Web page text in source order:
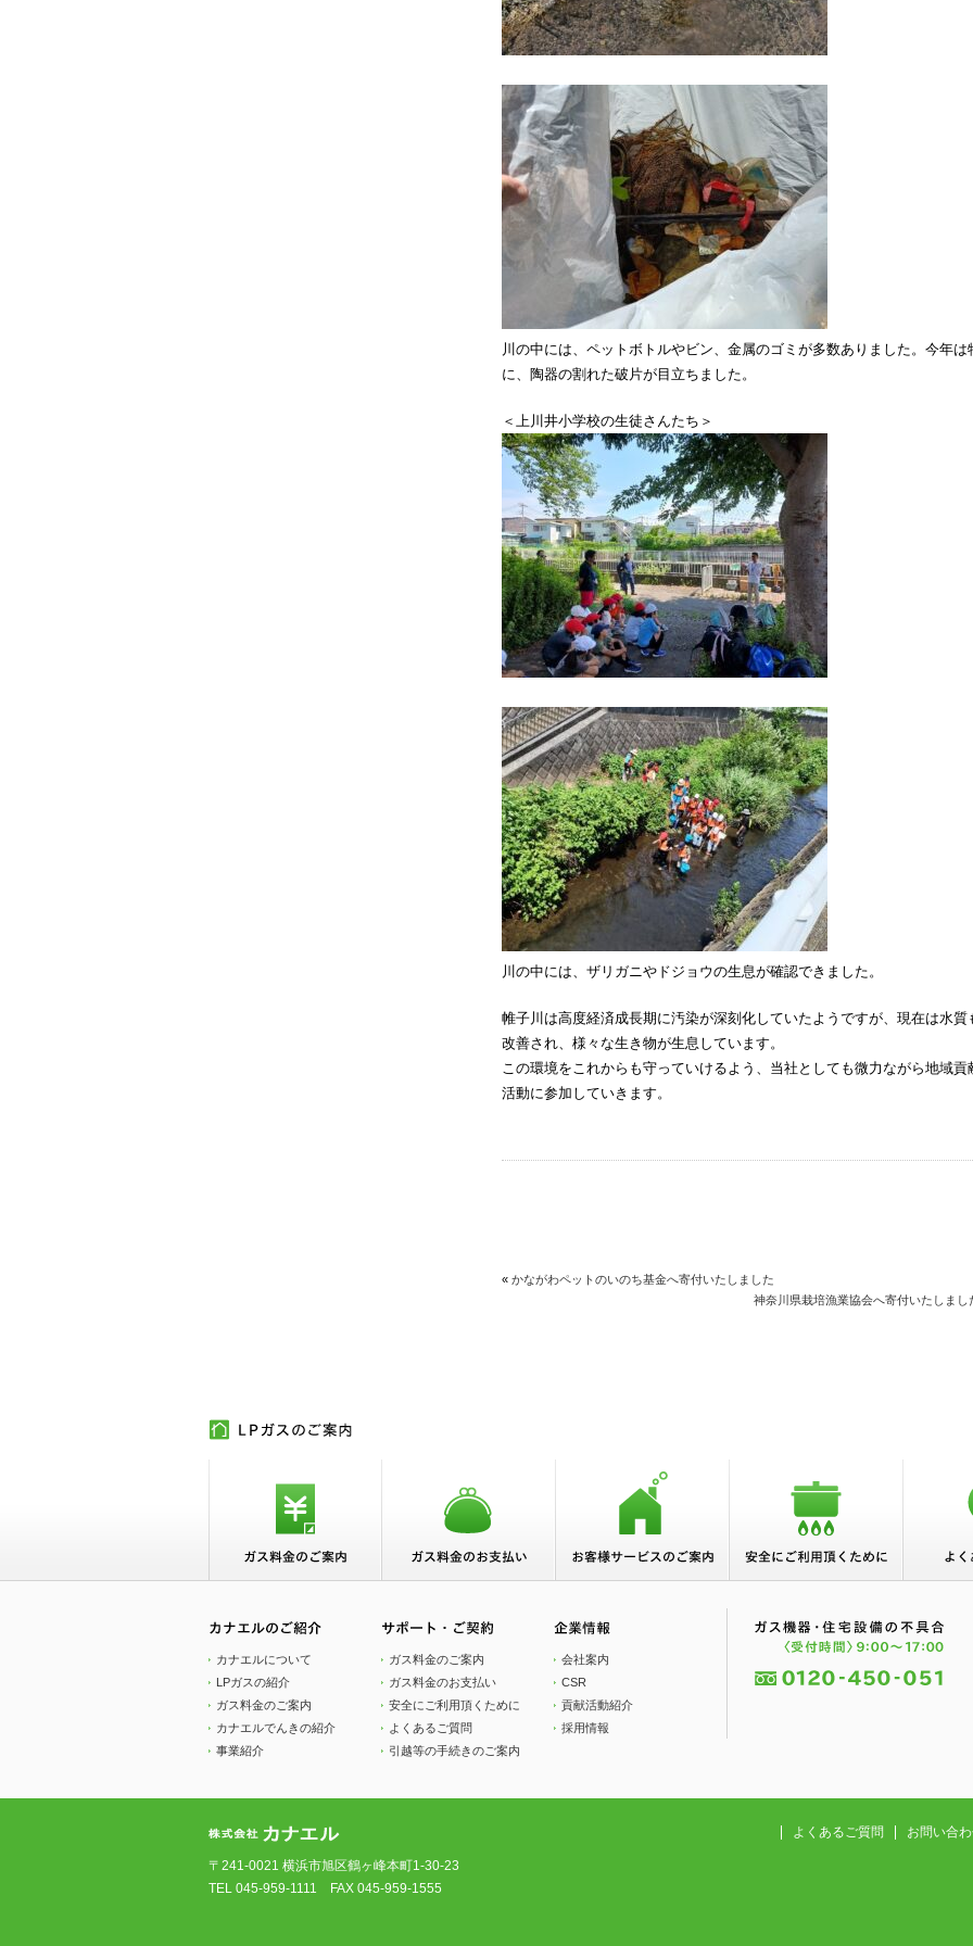
川の中には、ペットボトルやビン、金属のゴミが多数ありました。今年は
に、陶器の割れた破片が目立ちました。
＜上川井小学校の生徒さんたち＞
川の中には、ザリガニやドジョウの生息が確認できました。
帷子川は高度経済成長期に汚染が深刻化していたようですが、現在は水質
改善され、様々な生き物が生息しています。
この環境をこれからも守っていけるよう、当社としても微力ながら地域貢
活動に参加していきます。
« かながわペットのいのち基金へ寄付いたしました
神奈川県栽培漁業協会へ寄付いたしまし
カナエルについて
LPガスの紹介
ガス料金のご案内
カナエルでんきの紹介
事業紹介
ガス料金のご案内
ガス料金のお支払い
安全にご利用頂くために
よくあるご質問
引越等の手続きのご案内
会社案内
CSR
貢献活動紹介
採用情報
〒241-0021 横浜市旭区鶴ヶ峰本町1-30-23
TEL 045-959-1111 FAX 045-959-1555
よくあるご質問 お問い合